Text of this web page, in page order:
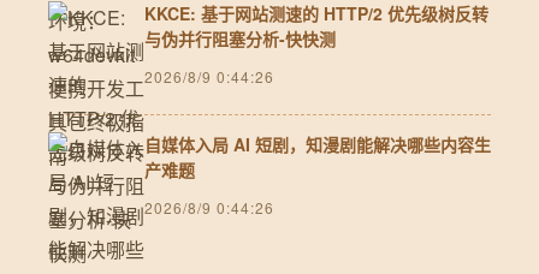
KKCE: 基于网站测速的 HTTP/2 优先级树反转
与伪并行阻塞分析-快快测
2026/8/9 0:44:26
自媒体入局 AI 短剧，知漫剧能解决哪些内容生
产难题
2026/8/9 0:44:26